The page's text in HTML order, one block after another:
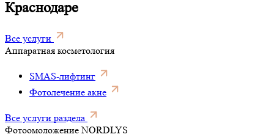
Краснодаре
Все услуги
Аппаратная косметология
SMAS-лифтинг
Фотолечение акне
Все услуги раздела
Фотоомоложение NORDLYS